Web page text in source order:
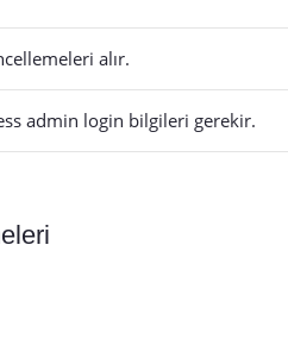
alır.
admin login bilgileri gerekir.